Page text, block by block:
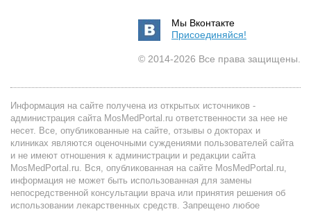
Мы Вконтакте
Присоединяйся!
© 2014-2026 Все права защищены.
Информация на сайте получена из открытых источников -
администрация сайта MosMedPortal.ru ответственности за нее не
несет. Все, опубликованные на сайте, отзывы о докторах и
клиниках являются оценочными суждениями пользователей сайта
и не имеют отношения к администрации и редакции сайта
MosMedPortal.ru. Вся, опубликованная на сайте MosMedPortal.ru,
информация не может быть использованная для замены
непосредственной консультации врача или принятия решения об
использовании лекарственных средств. Запрещено любое